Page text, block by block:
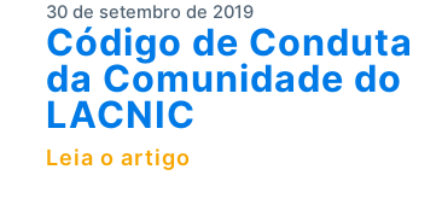
30 de setembro de 2019
Código de Conduta
da Comunidade do
LACNIC
Leia o artigo